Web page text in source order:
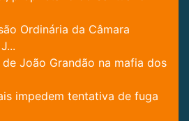
Ordinária da Câmara
João Grandão na mafia dos
impedem tentativa de fuga